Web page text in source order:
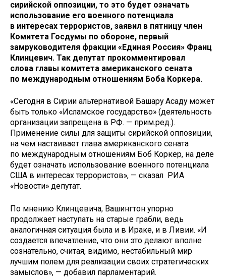
сирийской оппозиции, то это будет означать
использование его военного потенциала
в интересах террористов, заявил в пятницу член
Комитета Госдумы по обороне, первый
замруководителя фракции «Единая Россия» Франц
Клинцевич. Так депутат прокомментировал
слова главы комитета американского сената
по международным отношениям Боба Коркера.
«Сегодня в Сирии альтернативой Башару Асаду может
быть только «Исламское государство» (деятельность
организации запрещена в РФ. — прим.ред.).
Применение силы для защиты сирийской оппозиции,
на чем настаивает глава американского сената
по международным отношениям Боб Коркер, на деле
будет означать использование военного потенциала
США в интересах террористов», — сказал РИА
«Новости» депутат.
По мнению Клинцевича, Вашингтон упорно
продолжает наступать на старые грабли, ведь
аналогичная ситуация была и в Ираке, и в Ливии. «И
создается впечатление, что они это делают вполне
сознательно, считая, видимо, нестабильный мир
лучшим полем для реализации своих стратегических
замыслов», — добавил парламентарий.